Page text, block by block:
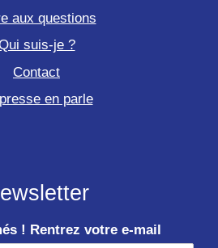
aux questions
suis-je ?
Contact
en parle
! Rentrez votre e-mail